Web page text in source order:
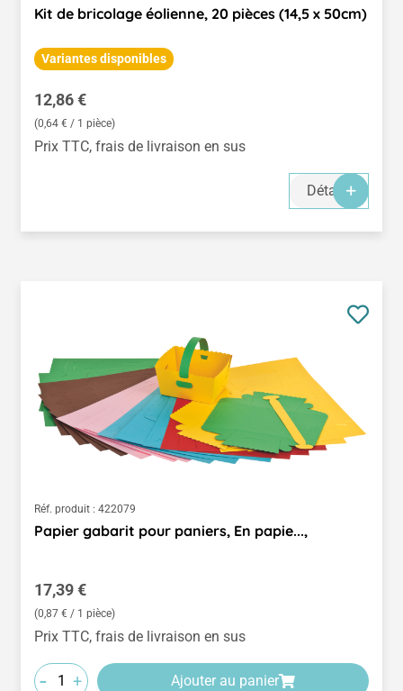
Kit de bricolage éolienne, 20 pièces (14,5 x 50cm)
Variantes disponibles
Prix régulier :
12,86 €
(0,64 € / 1 pièce)
Prix TTC, frais de livraison en sus
Détails
Réf. produit : 422079
Papier gabarit pour paniers, En papie...,
Prix régulier :
17,39 €
(0,87 € / 1 pièce)
Prix TTC, frais de livraison en sus
- + Ajouter au panier